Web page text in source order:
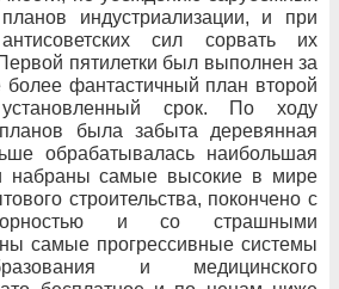
индустриализации, и при
сил сорвать их
пятилетки был выполнен за
фантастичный план второй
срок. По ходу
была забыта деревянная
обрабатывалась наибольшая
набраны самые высокие в мире
строительства, покончено с
и со страшными
самые прогрессивные системы
и медицинского